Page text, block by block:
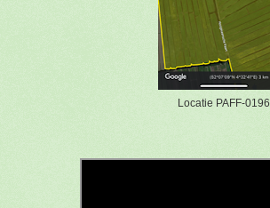
Locatie PAFF-0196